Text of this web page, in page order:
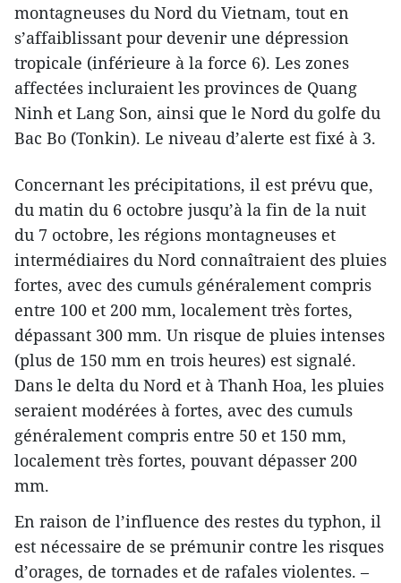
montagneuses du Nord du Vietnam, tout en
s’affaiblissant pour devenir une dépression
tropicale (inférieure à la force 6). Les zones
affectées incluraient les provinces de Quang
Ninh et Lang Son, ainsi que le Nord du golfe du
Bac Bo (Tonkin). Le niveau d’alerte est fixé à 3.
Concernant les précipitations, il est prévu que,
du matin du 6 octobre jusqu’à la fin de la nuit
du 7 octobre, les régions montagneuses et
intermédiaires du Nord connaîtraient des pluies
fortes, avec des cumuls généralement compris
entre 100 et 200 mm, localement très fortes,
dépassant 300 mm. Un risque de pluies intenses
(plus de 150 mm en trois heures) est signalé.
Dans le delta du Nord et à Thanh Hoa, les pluies
seraient modérées à fortes, avec des cumuls
généralement compris entre 50 et 150 mm,
localement très fortes, pouvant dépasser 200
mm.
En raison de l’influence des restes du typhon, il
est nécessaire de se prémunir contre les risques
d’orages, de tornades et de rafales violentes. –